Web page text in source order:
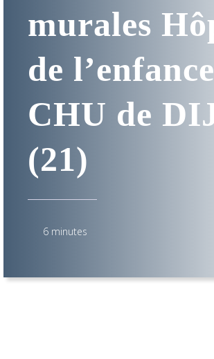
murales
de l’enfance
CHU de
(21)
6 minutes